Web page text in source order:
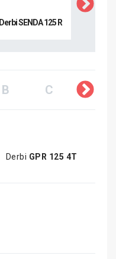
Derbi SENDA 125 R
B C D
Derbi GPR 125 4T